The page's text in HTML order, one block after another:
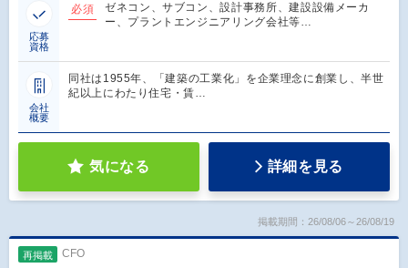
応募
資格
必須
ゼネコン、サブコン、設計事務所、建設設備メーカ
ー、プラントエンジニアリング会社等…
会社
概要
同社は1955年、「建築の工業化」を企業理念に創業し、半世
紀以上にわたり住宅・賃…
気になる 詳細を見る
掲載期間：26/08/06～26/08/19
再掲載 CFO